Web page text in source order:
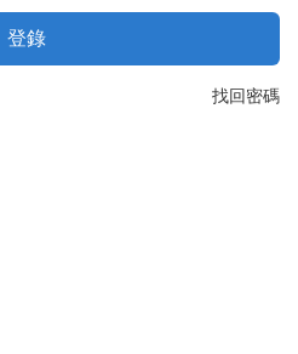
登錄
找回密碼